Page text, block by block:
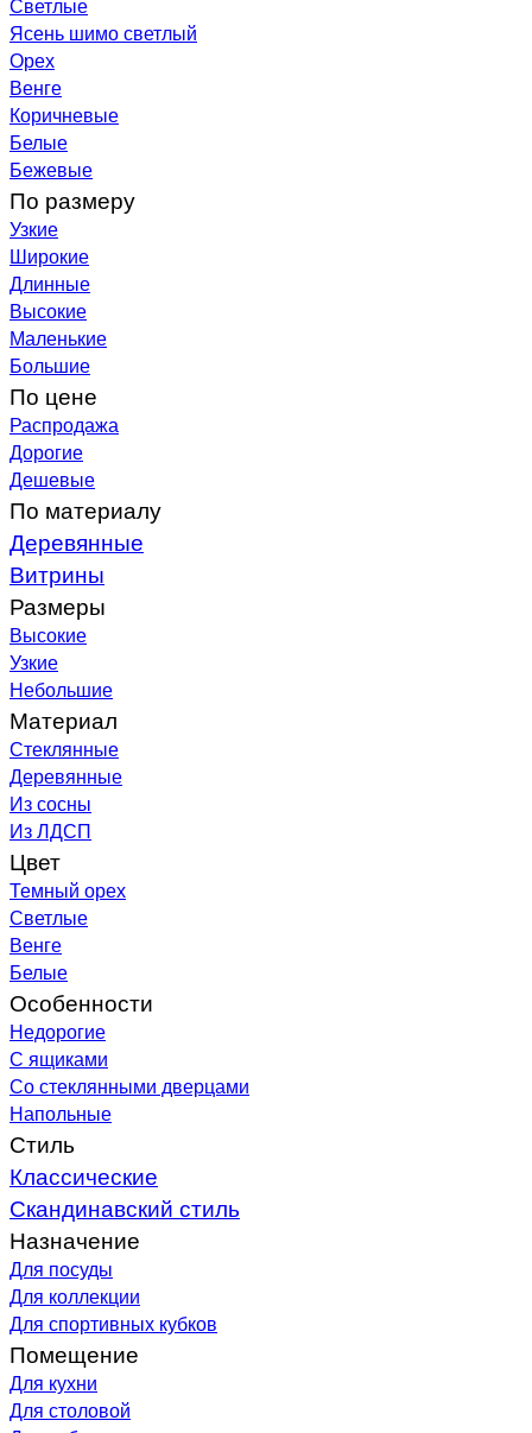
Ясень шимо светлый
Орех
Венге
Коричневые
Белые
Бежевые
По размеру
Узкие
Широкие
Длинные
Высокие
Маленькие
Большие
По цене
Распродажа
Дорогие
Дешевые
По материалу
Деревянные
Витрины
Размеры
Высокие
Узкие
Небольшие
Материал
Стеклянные
Деревянные
Из сосны
Из ЛДСП
Цвет
Темный орех
Светлые
Венге
Белые
Особенности
Недорогие
С ящиками
Со стеклянными дверцами
Напольные
Стиль
Классические
Скандинавский стиль
Назначение
Для посуды
Для коллекции
Для спортивных кубков
Помещение
Для кухни
Для столовой